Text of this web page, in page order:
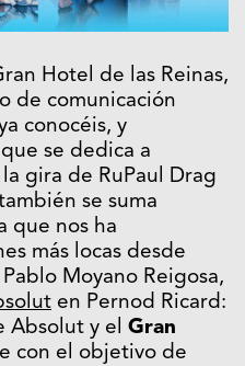
Hotel de las Reinas,
de comunicación
conocéis, y
se dedica a
gira de RuPaul Drag
se suma
que nos ha
más locas desde
Moyano Reigosa,
en Pernod Ricard:
Absolut y el Gran
con el objetivo de